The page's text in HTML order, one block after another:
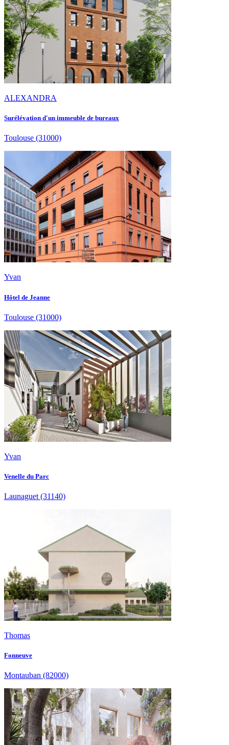
ALEXANDRA
Surélévation d'un immeuble de bureaux
Toulouse (31000)
Yvan
Hôtel de Jeanne
Toulouse (31000)
Yvan
Venelle du Parc
Launaguet (31140)
Thomas
Fonneuve
Montauban (82000)